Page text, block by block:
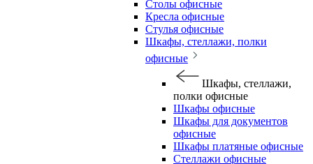
Столы офисные
Кресла офисные
Стулья офисные
Шкафы, стеллажи, полки
офисные
Шкафы, стеллажи,
полки офисные
Шкафы офисные
Шкафы для документов
офисные
Шкафы платяные офисные
Стеллажи офисные